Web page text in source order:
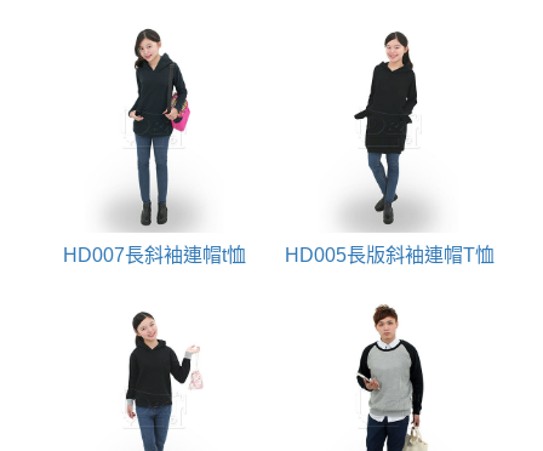
HD007長斜袖連帽t恤 HD005長版斜袖連帽T恤